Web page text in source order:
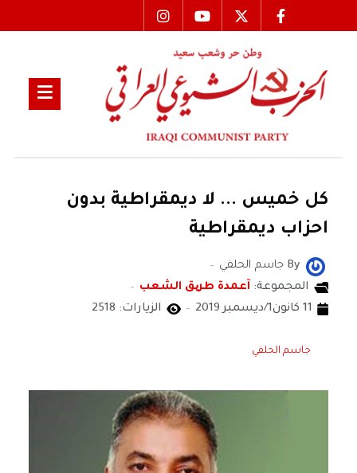
كل خميس ... لا ديمقراطية بدون
احزاب ديمقراطية
By جاسم الحلفي
المجموعة: آعمدة طریق الشعب
11 كانون1/ديسمبر 2019
الزيارات: 2518
جاسم الحلفي